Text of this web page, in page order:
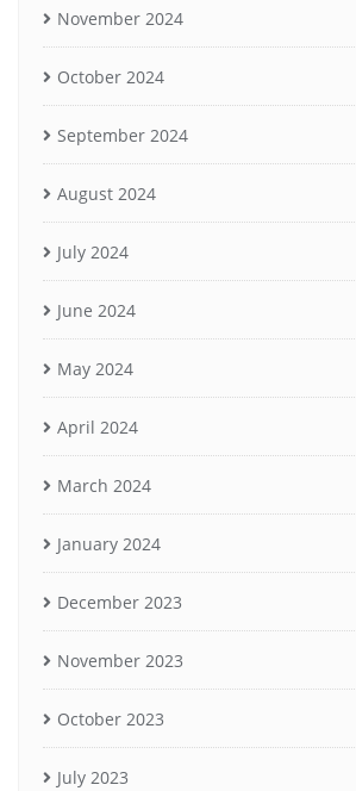
November 2024
October 2024
September 2024
August 2024
July 2024
June 2024
May 2024
April 2024
March 2024
January 2024
December 2023
November 2023
October 2023
July 2023